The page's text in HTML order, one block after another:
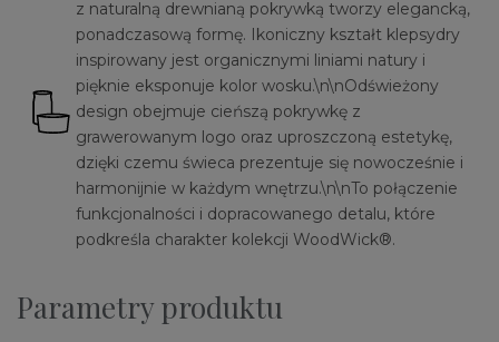
z naturalną drewnianą pokrywką tworzy elegancką,
ponadczasową formę. Ikoniczny kształt klepsydry
inspirowany jest organicznymi liniami natury i
pięknie eksponuje kolor wosku.\n\nOdświeżony
design obejmuje cieńszą pokrywkę z
grawerowanym logo oraz uproszczoną estetykę,
dzięki czemu świeca prezentuje się nowocześnie i
harmonijnie w każdym wnętrzu.\n\nTo połączenie
funkcjonalności i dopracowanego detalu, które
podkreśla charakter kolekcji WoodWick®.
Parametry produktu